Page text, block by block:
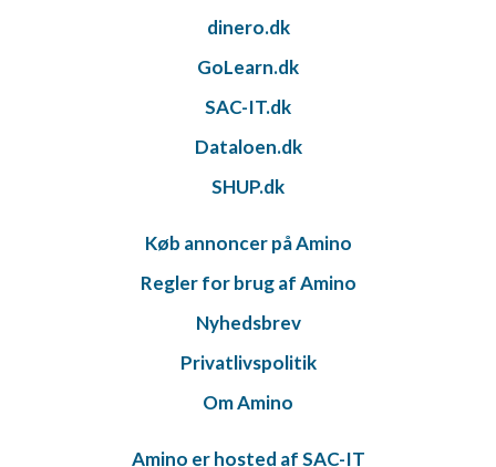
dinero.dk
GoLearn.dk
SAC-IT.dk
Dataloen.dk
SHUP.dk
Køb annoncer på Amino
Regler for brug af Amino
Nyhedsbrev
Privatlivspolitik
Om Amino
Amino er hosted af SAC-IT